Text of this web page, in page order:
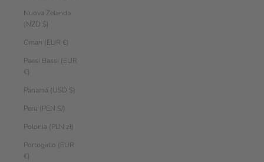
Nuova Zelanda
(NZD $)
Oman (EUR €)
Paesi Bassi (EUR
€)
Panamá (USD $)
Perù (PEN S/)
Polonia (PLN zł)
Portogallo (EUR
€)